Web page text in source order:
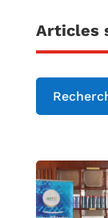
Articles